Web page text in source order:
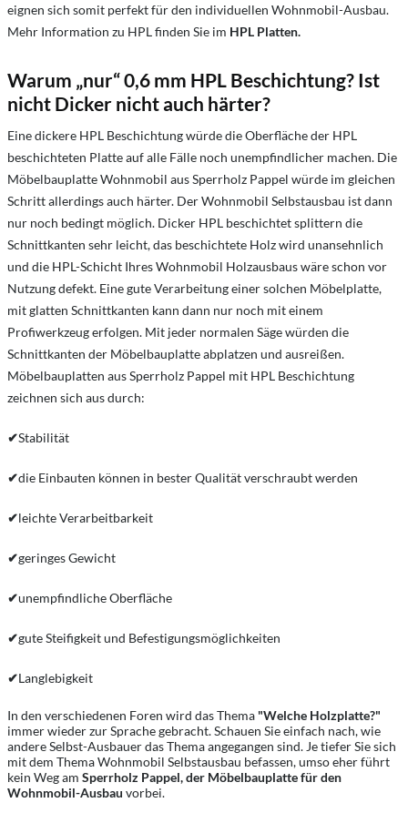
eignen sich somit perfekt für den individuellen Wohnmobil-Ausbau.
Mehr Information zu HPL finden Sie im HPL Platten.
Warum „nur“ 0,6 mm HPL Beschichtung? Ist
nicht Dicker nicht auch härter?
Eine dickere HPL Beschichtung würde die Oberfläche der HPL
beschichteten Platte auf alle Fälle noch unempfindlicher machen. Die
Möbelbauplatte Wohnmobil aus Sperrholz Pappel würde im gleichen
Schritt allerdings auch härter. Der Wohnmobil Selbstausbau ist dann
nur noch bedingt möglich. Dicker HPL beschichtet splittern die
Schnittkanten sehr leicht, das beschichtete Holz wird unansehnlich
und die HPL-Schicht Ihres Wohnmobil Holzausbaus wäre schon vor
Nutzung defekt. Eine gute Verarbeitung einer solchen Möbelplatte,
mit glatten Schnittkanten kann dann nur noch mit einem
Profiwerkzeug erfolgen. Mit jeder normalen Säge würden die
Schnittkanten der Möbelbauplatte abplatzen und ausreißen.
Möbelbauplatten aus Sperrholz Pappel mit HPL Beschichtung
zeichnen sich aus durch:
✔Stabilität
✔die Einbauten können in bester Qualität verschraubt werden
✔leichte Verarbeitbarkeit
✔geringes Gewicht
✔unempfindliche Oberfläche
✔gute Steifigkeit und Befestigungsmöglichkeiten
✔Langlebigkeit
In den verschiedenen Foren wird das Thema "Welche Holzplatte?"
immer wieder zur Sprache gebracht. Schauen Sie einfach nach, wie
andere Selbst-Ausbauer das Thema angegangen sind. Je tiefer Sie sich
mit dem Thema Wohnmobil Selbstausbau befassen, umso eher führt
kein Weg am Sperrholz Pappel, der Möbelbauplatte für den
Wohnmobil-Ausbau vorbei.